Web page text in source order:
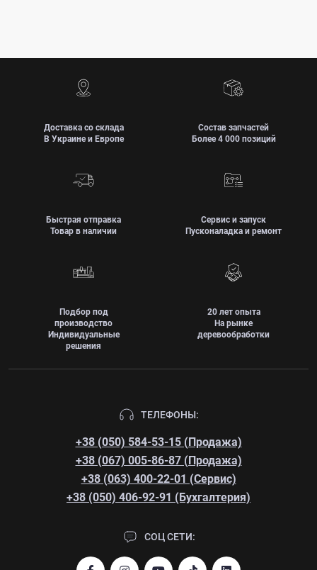
Доставка со склада
В Украине и Европе
Состав запчастей
Более 4 000 позиций
Быстрая отправка
Товар в наличии
Сервис и запуск
Пусконаладка и ремонт
Подбор под
производство
Индивидуальные
решения
20 лет опыта
На рынке
деревообработки
ТЕЛЕФОНЫ:
+38 (050) 584-53-15 (Продажа)
+38 (067) 005-86-87 (Продажа)
+38 (063) 400-22-01 (Сервис)
+38 (050) 406-92-91 (Бухгалтерия)
СОЦ СЕТИ: